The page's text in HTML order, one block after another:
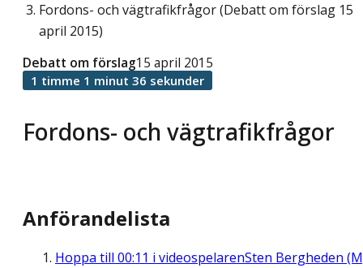
Fordons- och vägtrafikfrågor (Debatt om förslag 15
april 2015)
Fordons- och vägtrafikfrågor
Debatt om förslag15 april 2015
1 timme 1 minut 36 sekunder
Anförandelista
Hoppa till 00:11 i videospelarenSten Bergheden